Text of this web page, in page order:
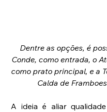
Dentre as opções, é
Conde, como entrada, o
como prato principal, e a
Calda de
A ideia é aliar